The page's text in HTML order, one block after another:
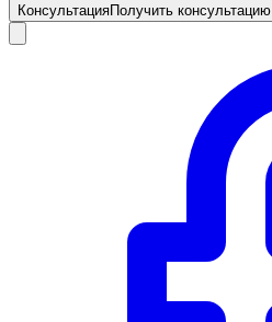
КонсультацияПолучить консультацию